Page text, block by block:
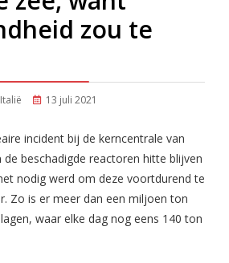
zou te
13 juli 2021
incident bij de kerncentrale van
de beschadigde reactoren hitte blijven
nodig werd om deze voortdurend te
Zo is er meer dan een miljoen ton
waar elke dag nog eens 140 ton